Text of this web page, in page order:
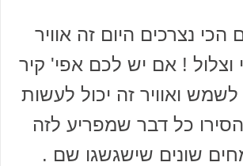
נצרכים היום זה אוויר
וצלול ! אם יש לכם אפי' קיר
ואוויר זה יכול לעשות
כל דבר שמפריע לזה
שונים שישגשגו שם .